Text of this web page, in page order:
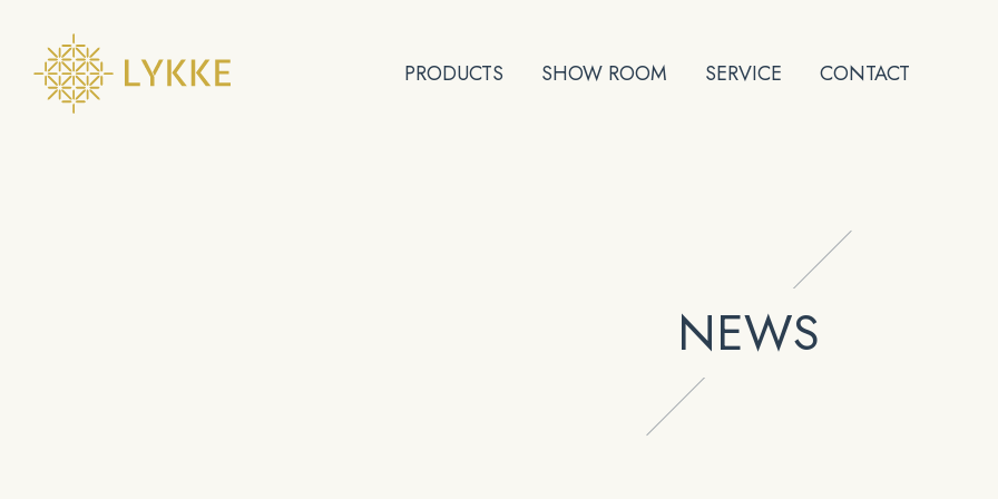
PRODUCTS SHOW ROOM SERVICE CONTACT
NEWS